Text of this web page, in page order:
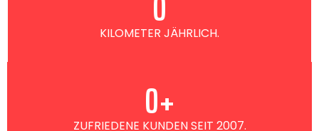
KILOMETER JÄHRLICH.
ZUFRIEDENE KUNDEN SEIT 2007.
0+